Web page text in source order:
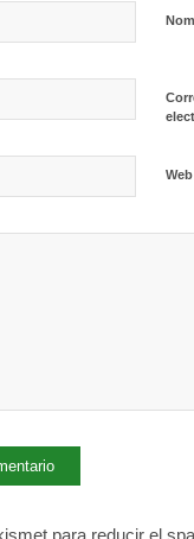
Web
para reducir el